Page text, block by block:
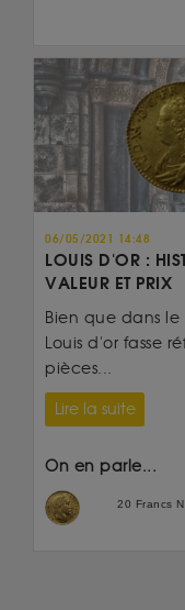
06/05/2021 14:48
LOUIS D'OR :
VALEUR ET PRIX
Bien que dans
Louis d'or fasse
pièces...
Lire la suite
On en parle...
20 Francs